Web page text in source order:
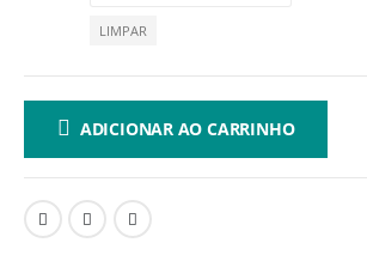
LIMPAR
ADICIONAR AO CARRINHO